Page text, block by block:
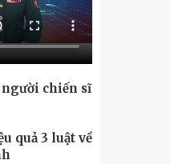
người chiến sĩ
quả 3 luật về